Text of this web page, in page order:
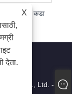
बाहेरील कडा
X
देता.
Co., Ltd. -